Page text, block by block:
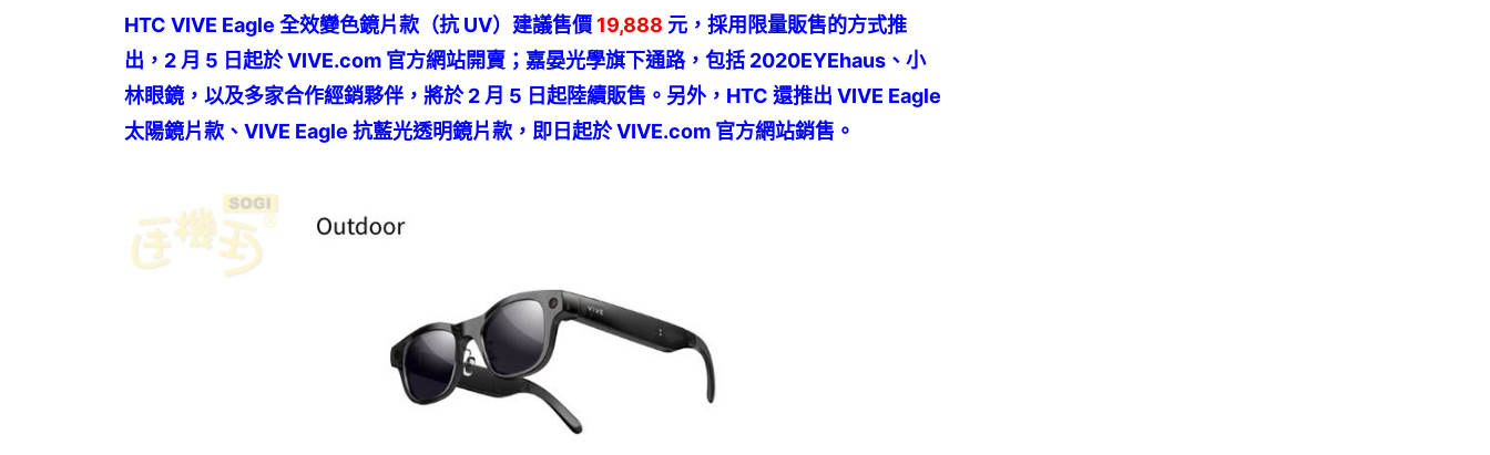
HTC VIVE Eagle 全效變色鏡片款（抗 UV）建議售價 19,888 元，採用限量販售的方式推
出，2 月 5 日起於 VIVE.com 官方網站開賣；嘉晏光學旗下通路，包括 2020EYEhaus、小
林眼鏡，以及多家合作經銷夥伴，將於 2 月 5 日起陸續販售。另外，HTC 還推出 VIVE Eagle
太陽鏡片款、VIVE Eagle 抗藍光透明鏡片款，​即日起於 VIVE.com 官方網站銷售。